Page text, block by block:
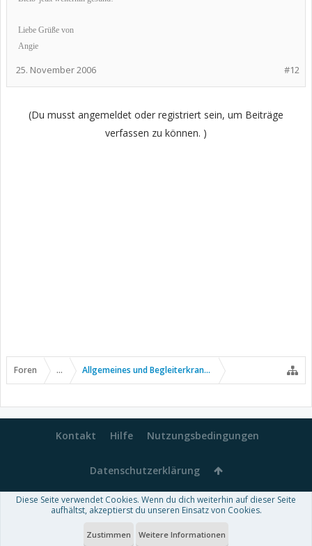
Liebe Grüße von
Angie
#12
25. November 2006
(Du musst angemeldet oder registriert sein, um Beiträge
verfassen zu können. )
Foren ... Allgemeines und Begleiterkrankungen
Kontakt Hilfe Nutzungsbedingungen
Datenschutzerklärung
Forum software by XenForo™-Deutsch von xenDach
Theme designed byThemeHouse
Diese Seite verwendet Cookies. Wenn du dich weiterhin auf dieser Seite
aufhältst, akzeptierst du unseren Einsatz von Cookies.
Zustimmen Weitere Informationen